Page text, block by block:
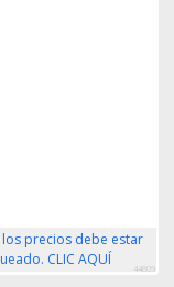
los precios debe estar
CLIC AQUÍ
44809